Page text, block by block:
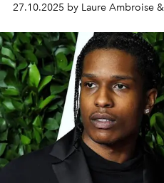
Spike Lee, les créations
AWGE et la sortie
Rocky dépasse le simple
comme un véritable
27.10.2025 by Laure Ambroise